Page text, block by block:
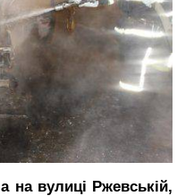
на вулиці Ржевській,